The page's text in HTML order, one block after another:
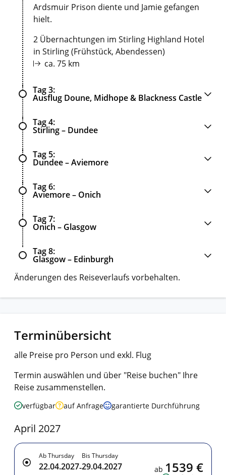
Ardsmuir Prison diente und Jamie gefangen
hielt.
2 Übernachtungen im Stirling Highland Hotel
in Stirling (Frühstück, Abendessen)
ca. 75 km
Tag 3
Ausflug Doune, Midhope & Blackness Castle
Tag 4
Stirling – Dundee
Tag 5
Dundee – Aviemore
Tag 6
Aviemore – Onich
Tag 7
Onich – Glasgow
Tag 8
Glasgow – Edinburgh
Änderungen des Reiseverlaufs vorbehalten.
Terminübersicht
alle Preise pro Person und exkl. Flug
Termin auswählen und über "Reise buchen" Ihre
Reise zusammenstellen.
verfügbar auf Anfrage garantierte Durchführung
April 2027
Ab Thursday
22.04.2027-
Bis Thursday
29.04.2027 ab 1539 €